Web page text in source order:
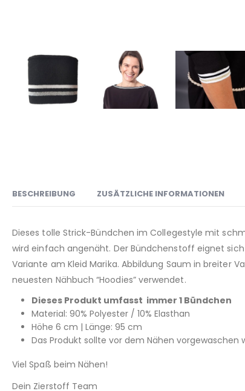
BESCHREIBUNG ZUSÄTZLICHE INFORMATIONEN
Dieses tolle Strick-Bündchen im Collegestyle mit
wird einfach angenäht. Der Bündchenstoff eignet
Variante am Kleid Marika. Abbildung Saum in breiter
neuesten Nähbuch “Hoodies” verwendet.
Dieses Produkt umfasst immer 1 Bündchen
Material: 90% Polyester / 10% Elasthan
Höhe 6 cm | Länge: 95 cm
Das Produkt sollte vor dem Nähen vorgewaschen
Viel Spaß beim Nähen!
Dein Zierstoff Team